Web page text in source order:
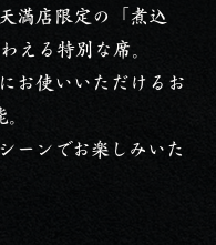
満店限定の「煮込
える特別な席。
お使いいただけるお
ーンでお楽しみいた